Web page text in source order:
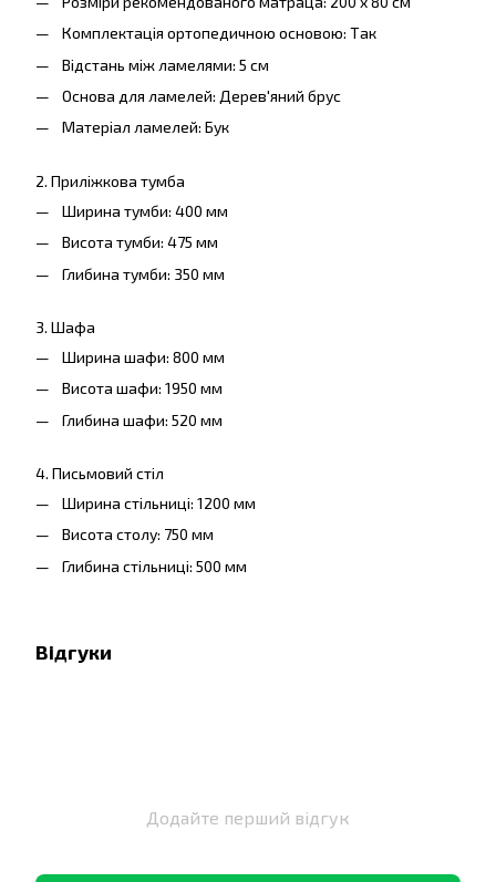
Комплектація ортопедичною основою: Так
Відстань між ламелями: 5 см
Основа для ламелей: Дерев'яний брус
Матеріал ламелей: Бук
2. Приліжкова тумба
Ширина тумби: 400 мм
Висота тумби: 475 мм
Глибина тумби: 350 мм
3. Шафа
Ширина шафи: 800 мм
Висота шафи: 1950 мм
Глибина шафи: 520 мм
4. Письмовий стіл
Ширина стільниці: 1200 мм
Висота столу: 750 мм
Глибина стільниці: 500 мм
Відгуки
Додайте перший відгук